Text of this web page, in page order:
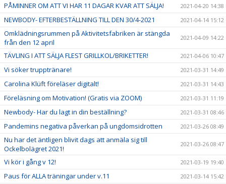
PÅMINNER OM ATT VI HAR 11 DAGAR KVAR ATT SÄLJA! 2021-04-20 14:38
NEWBODY- EFTERBESTÄLLNING TILL DEN 30/4-2021 2021-04-14 15:12
Omklädningsrummen på Aktivitetsfabriken är stängda
från den 12 april
2021-04-09 14:22
TÄVLING I ATT SÄLJA FLEST GRILLKOL/BRIKETTER! 2021-04-06 10:47
Vi söker trupptränare! 2021-03-31 14:49
Carolina Klüft föreläser digitalt! 2021-03-31 14:43
Föreläsning om Motivation! (Gratis via ZOOM) 2021-03-31 11:19
Newbody- Har du lagt in din beställning? 2021-03-31 08:46
Pandemins negativa påverkan på ungdomsidrotten 2021-03-26 08:49
Nu har det äntligen blivit dags att anmäla sig till
Ockelbolägret 2021!
2021-03-26 08:47
Vi kör i gång v 12! 2021-03-19 19:40
Paus för ALLA träningar under v.11 2021-03-14 15:42